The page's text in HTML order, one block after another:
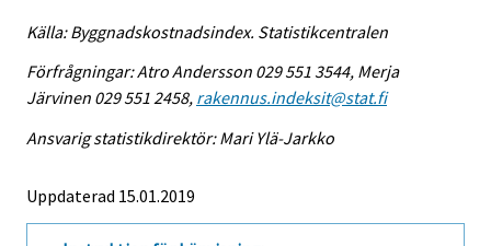
Källa: Byggnadskostnadsindex. Statistikcentralen
Förfrågningar: Atro Andersson 029 551 3544, Merja
Järvinen 029 551 2458, rakennus.indeksit@stat.fi
Ansvarig statistikdirektör: Mari Ylä-Jarkko
Uppdaterad 15.01.2019